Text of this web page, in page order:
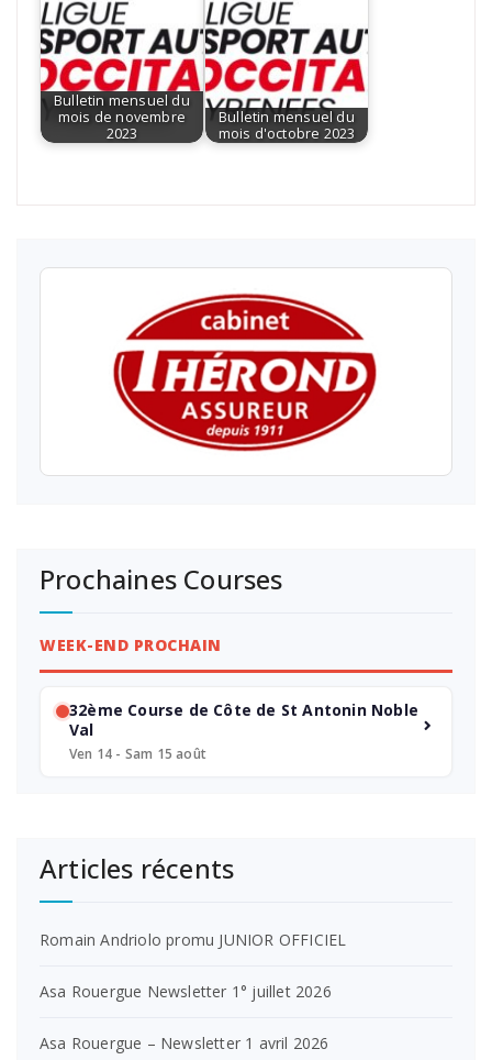
Bulletin mensuel du
mois de novembre
2023
Bulletin mensuel du
mois d'octobre 2023
Prochaines Courses
WEEK-END PROCHAIN
32ème Course de Côte de St Antonin Noble
Val
Ven 14 - Sam 15 août
Articles récents
Romain Andriolo promu JUNIOR OFFICIEL
Asa Rouergue Newsletter 1° juillet 2026
Asa Rouergue – Newsletter 1 avril 2026